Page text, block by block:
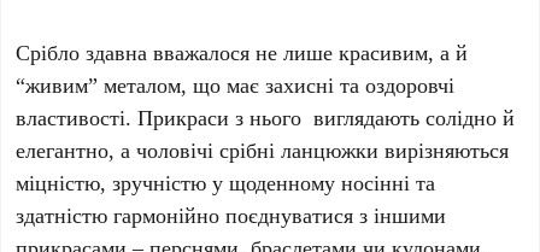
Срібло здавна вважалося не лише красивим, а й
“живим” металом, що має захисні та оздоровчі
властивості. Прикраси з нього виглядають солідно й
елегантно, а чоловічі срібні ланцюжки вирізняються
міцністю, зручністю у щоденному носінні та
здатністю гармонійно поєднуватися з іншими